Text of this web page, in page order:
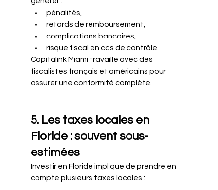
pénalités,
retards de remboursement,
complications bancaires,
risque fiscal en cas de contrôle.
Capitalink Miami travaille avec des
fiscalistes français et américains pour
assurer une conformité complète.
5. Les taxes locales en
Floride : souvent sous-
estimées
Investir en Floride implique de prendre en
compte plusieurs taxes locales :